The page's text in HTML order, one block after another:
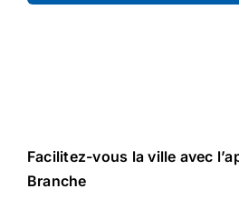
Facilitez-vous la ville avec
Branche